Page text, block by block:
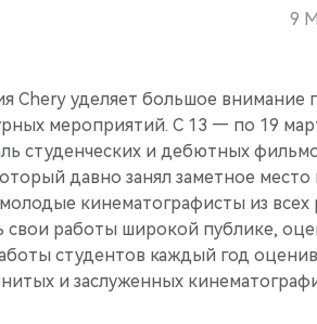
9
Chery уделяет большое
мероприятий. С 13 — по 19
студенческих и дебютных
давно занял заметное
молодые кинематографисты из
свои работы широкой публике,
студентов каждый год
и заслуженных